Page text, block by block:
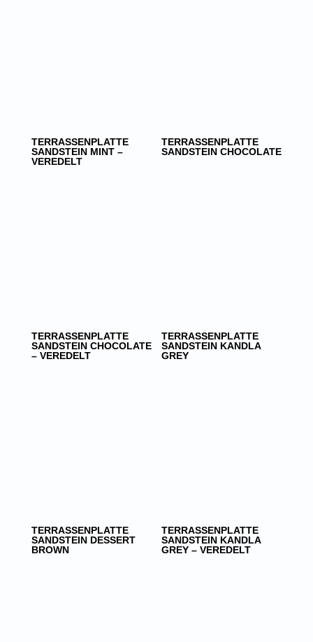
TERRASSENPLATTE
SANDSTEIN MINT –
VEREDELT
TERRASSENPLATTE
SANDSTEIN CHOCOLATE
TERRASSENPLATTE
SANDSTEIN CHOCOLATE
– VEREDELT
TERRASSENPLATTE
SANDSTEIN KANDLA
GREY
TERRASSENPLATTE
SANDSTEIN DESSERT
BROWN
TERRASSENPLATTE
SANDSTEIN KANDLA
GREY – VEREDELT